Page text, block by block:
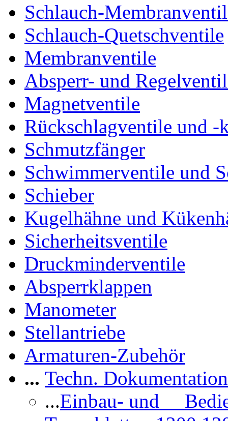
Schlauch-
Schlauch-Quetschventile
Membranventile
Absperr- und
Magnetventile
Rückschlagventile und -
Schmutzfänger
Schwimmerventile und
Schieber
Kugelhähne und
Sicherheitsventile
Druckminderventile
Absperrklappen
Manometer
Stellantriebe
Armaturen-Zubehör
... Techn.
...Einbau- und